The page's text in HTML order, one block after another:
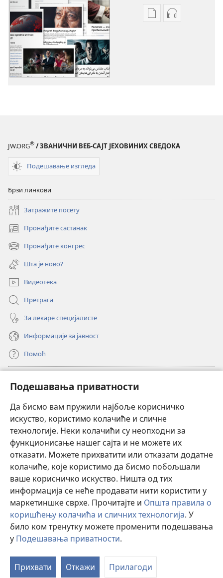
Подешавања приватности
Да бисмо вам пружили најбоље корисничко
искуство, користимо колачиће и сличне
технологије. Неки колачићи су неопходни за
функционисање нашег сајта и не можете их
отказати. Можете прихватити или отказати додатне
колачиће, које користимо да бисмо побољшали
ваше корисничко искуство. Ништа од тих
информација се неће продавати нити користити у
маркетиншке сврхе. Прочитајте и Општа правила о
коришћењу колачића и сличних технологија. У
било ком тренутку можете променити подешавања
у Подешавања приватности.
Прихвати Откажи Прилагоди
ФорматиФормати
JW.ORG® / ЗВАНИЧНИ ВЕБ-САЈТ ЈЕХОВИНИХ СВЕДОКА
Подешавање изгледа
Брзи линкови
Затражите посету
Пронађите састанак
(отвара
нови
прозор)
Пронађите конгрес
(отвара
нови
прозор)
Шта је ново?
Видеотека
Претрага
За лекаре специјалисте
Информације за јавност
Помоћ
(отвара
нови
прозор)ОНЛАЈН БИБЛИОТЕКА Watchtower
(отвара
нови
прозор)JW Hub®
(отвара
нови
прозор)JW Library
Watchtower Library ®
Copyright© 2026 Watch Tower Bible and Tract Society of Pennsylvania.
ПРАВИЛА КОРИШЋЕЊА|ПРИВАТНОСТ
ПРИВАТНОСТИ